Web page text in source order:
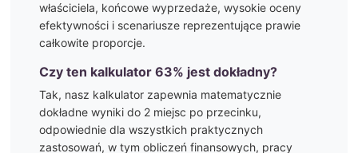
właściciela, końcowe wyprzedaże, wysokie oceny
efektywności i scenariusze reprezentujące prawie
całkowite proporcje.
Czy ten kalkulator 63% jest dokładny?
Tak, nasz kalkulator zapewnia matematycznie
dokładne wyniki do 2 miejsc po przecinku,
odpowiednie dla wszystkich praktycznych
zastosowań, w tym obliczeń finansowych, pracy